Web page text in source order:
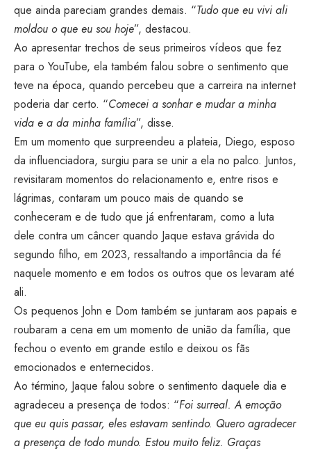
que ainda pareciam grandes demais. “Tudo que eu vivi ali
moldou o que eu sou hoje”, destacou.
Ao apresentar trechos de seus primeiros vídeos que fez
para o YouTube, ela também falou sobre o sentimento que
teve na época, quando percebeu que a carreira na internet
poderia dar certo. “Comecei a sonhar e mudar a minha
vida e a da minha família”, disse.
Em um momento que surpreendeu a plateia, Diego, esposo
da influenciadora, surgiu para se unir a ela no palco. Juntos,
revisitaram momentos do relacionamento e, entre risos e
lágrimas, contaram um pouco mais de quando se
conheceram e de tudo que já enfrentaram, como a luta
dele contra um câncer quando Jaque estava grávida do
segundo filho, em 2023, ressaltando a importância da fé
naquele momento e em todos os outros que os levaram até
ali.
Os pequenos John e Dom também se juntaram aos papais e
roubaram a cena em um momento de união da família, que
fechou o evento em grande estilo e deixou os fãs
emocionados e enternecidos.
Ao término, Jaque falou sobre o sentimento daquele dia e
agradeceu a presença de todos: “Foi surreal. A emoção
que eu quis passar, eles estavam sentindo. Quero agradecer
a presença de todo mundo. Estou muito feliz. Graças